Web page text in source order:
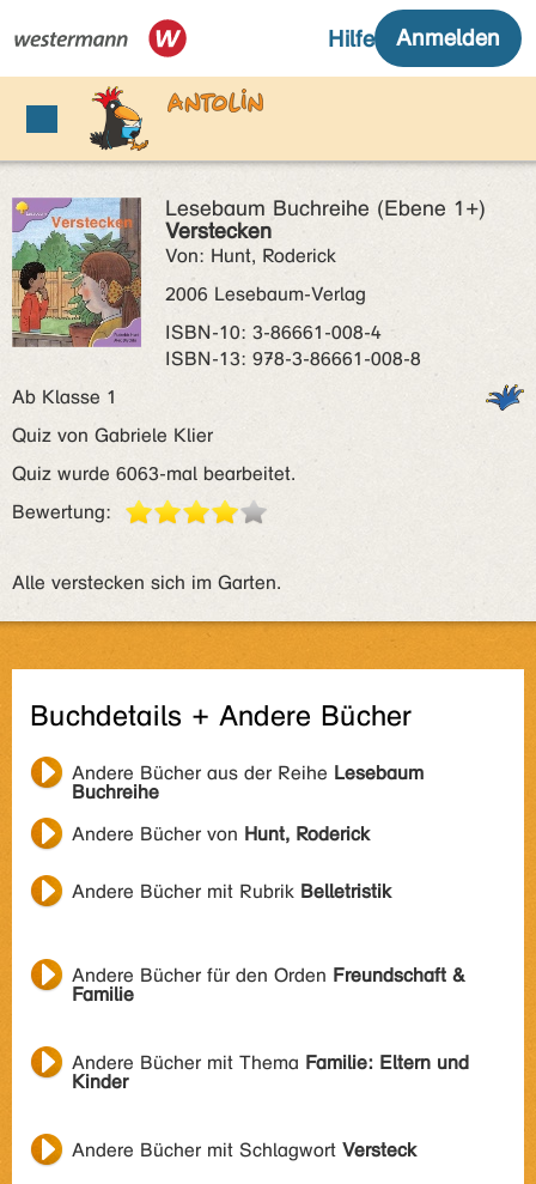
Lesebaum Buchreihe (Ebene 1+)
Verstecken
Von: Hunt, Roderick
2006 Lesebaum-Verlag
ISBN‑10: 3-86661-008-4
ISBN‑13: 978-3-86661-008-8
Ab Klasse 1
Quiz von Gabriele Klier
Quiz wurde 6063-mal bearbeitet.
Bewertung:
Alle verstecken sich im Garten.
Buchdetails + Andere Bücher
Andere Bücher aus der Reihe Lesebaum
Buchreihe
Andere Bücher von Hunt, Roderick
Andere Bücher mit Rubrik Belletristik
Andere Bücher für den Orden Freundschaft &
Familie
Andere Bücher mit Thema Familie: Eltern und
Kinder
Andere Bücher mit Schlagwort Versteck